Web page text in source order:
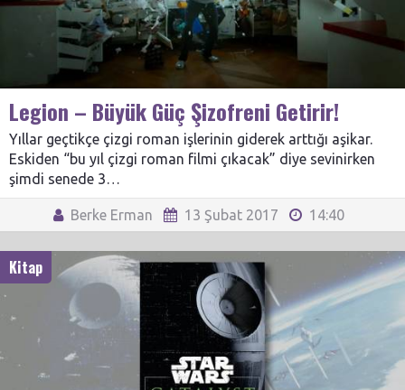
Legion – Büyük Güç Şizofreni Getirir!
Yıllar geçtikçe çizgi roman işlerinin giderek arttığı aşikar.
Eskiden “bu yıl çizgi roman filmi çıkacak” diye sevinirken
şimdi senede 3…
Berke Erman 13 Şubat 2017 14:40
Kitap